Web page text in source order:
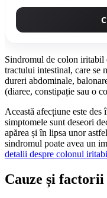
Sindromul de colon iritabil
tractului intestinal, care se
dureri abdominale,
(diaree, constipație sau o
Această afecțiune este
simptomele sunt deseori
apărea și în lipsa unor
sindromul poate avea un
detalii despre colonul
Cauze și factorii